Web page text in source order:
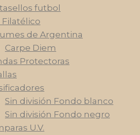
futbol
Filatélico
de Argentina
Carpe Diem
Protectoras
Sin división Fondo blanco
Sin división Fondo negro
U.V.